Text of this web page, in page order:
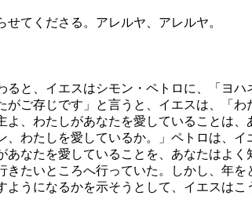
てくださる。アレルヤ、アレルヤ。
ると、イエスはシモン・ペトロに、「ヨ
ご存じです」と言うと、イエスは、「わ
、わたしがあなたを愛していることは
わたしを愛しているか。」ペトロは、
なたを愛していることを、あなたはよ
たいところへ行っていた。しかし、年
うになるかを示そうとして、イエスは